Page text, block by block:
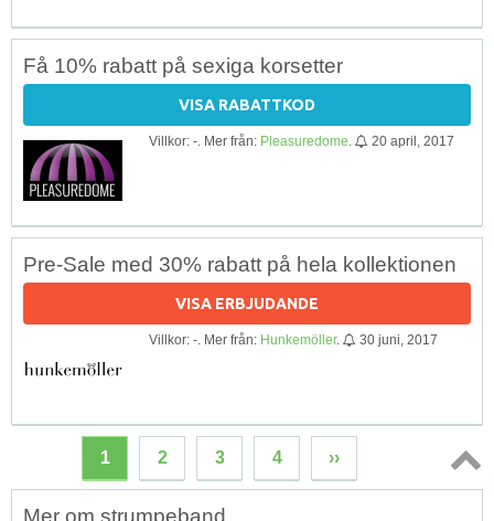
Få 10% rabatt på sexiga korsetter
VISA RABATTKOD
Villkor: -. Mer från: Pleasuredome 20 april, 2017
Pre-Sale med 30% rabatt på hela kollektionen
VISA ERBJUDANDE
Villkor: -. Mer från: Hunkemöller. 30 juni, 2017
1 2 3 4 ››
Topp
Mer om strumpeband